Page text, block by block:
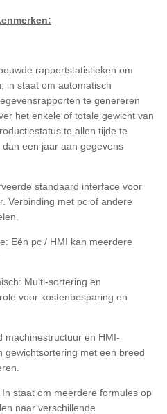
rapportstatistieken om
in staat om automatisch
te genereren
het enkele of totale gewicht van
te allen tijde te
een jaar aan gegevens
standaard interface voor
Verbinding met pc of andere
Eén pc / HMI kan meerdere
Multi-sortering en
voor kostenbesparing en
machinestructuur en HMI-
gewichtsortering met een breed
staat om meerdere formules op
naar verschillende